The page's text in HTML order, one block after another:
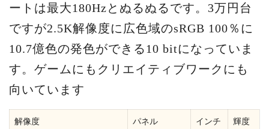
ートは最大180Hzとぬるぬるです。3万円台
ですが2.5K解像度に広色域のsRGB 100％に
10.7億色の発色ができる10 bitになっていま
す。ゲームにもクリエイティブワークにも
向いています
解像度 パネル インチ 輝度